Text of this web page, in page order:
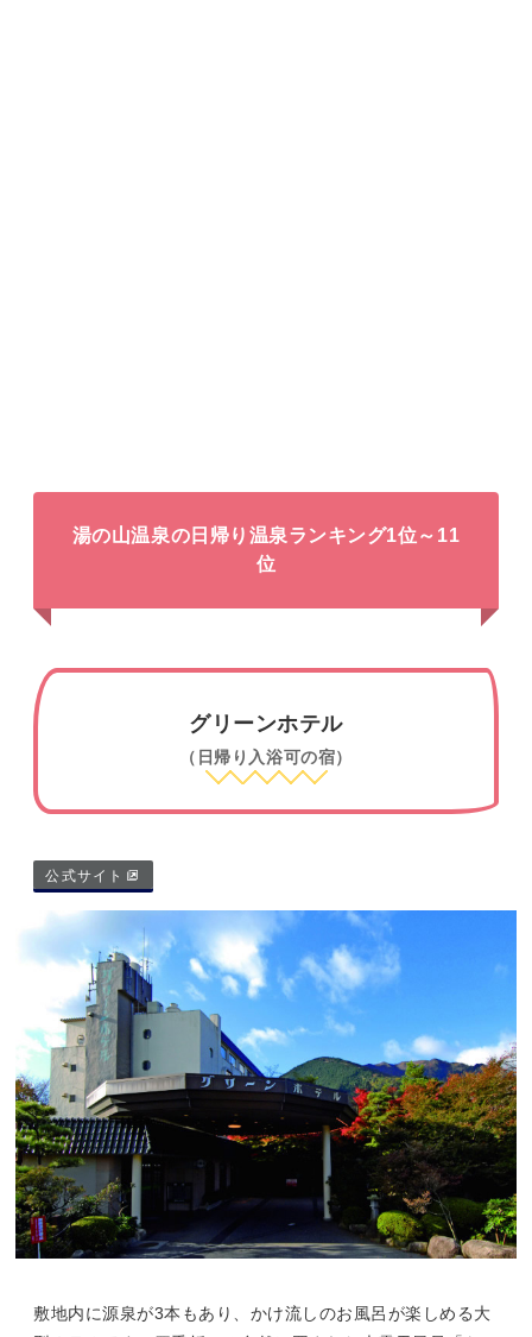
湯の山温泉の日帰り温泉ランキング1位～11
位
グリーンホテル
（日帰り入浴可の宿）
公式サイト
敷地内に源泉が3本もあり、かけ流しのお風呂が楽しめる大